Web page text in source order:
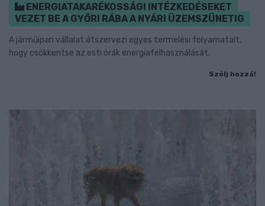
ENERGIATAKARÉKOSSÁGI INTÉZKEDÉSEKET
VEZET BE A GYŐRI RÁBA A NYÁRI ÜZEMSZÜNETIG
A járműipari vállalat átszervezi egyes termelési folyamatait,
hogy csökkentse az esti órák energiafelhasználását.
Szólj hozzá!